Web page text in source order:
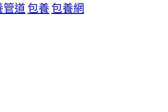
管道包養 包養網